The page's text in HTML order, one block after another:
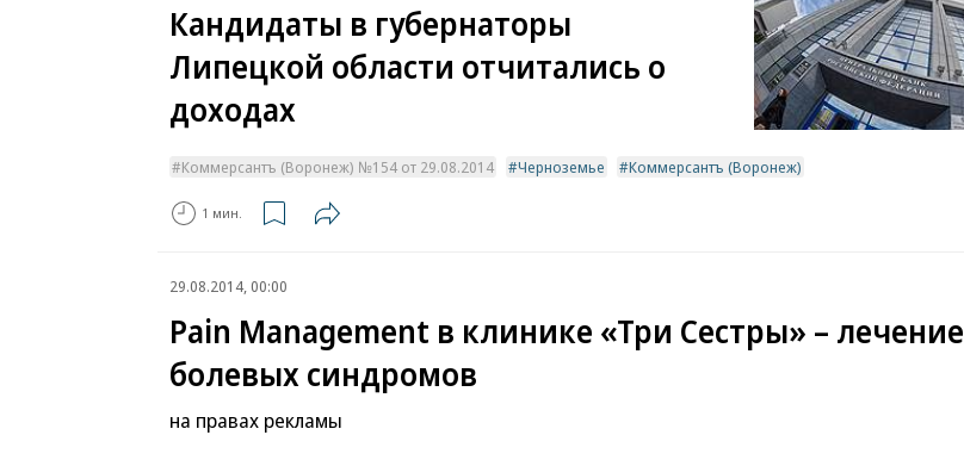
Кандидаты в губернаторы
Липецкой области отчитались о
доходах
Коммерсантъ (Воронеж) №154 от 29.08.2014 Черноземье Коммерсантъ (Воронеж)
1 мин.
29.08.2014, 00:00
Pain Management в клинике «Три Сестры» – лечение
болевых синдромов
на правах рекламы